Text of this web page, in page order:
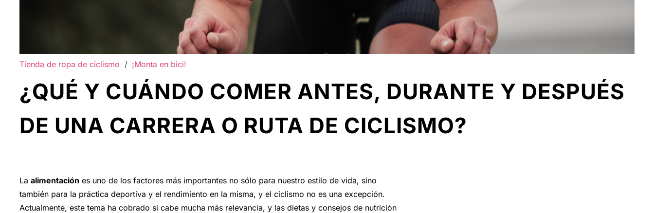
Tienda de ropa de ciclismo / ¡Monta en bici!
¿QUÉ Y CUÁNDO COMER ANTES, DURANTE Y DESPUÉS
DE UNA CARRERA O RUTA DE CICLISMO?
La alimentación es uno de los factores más importantes no sólo para nuestro estilo de vida, sino
también para la práctica deportiva y el rendimiento en la misma, y el ciclismo no es una excepción.
Actualmente, este tema ha cobrado si cabe mucha más relevancia, y las dietas y consejos de nutrición